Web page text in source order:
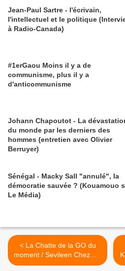
Jean-Paul Sartre - l'écrivain,
l'intellectuel et le politique
à Radio-Canada)
#1erGaou Moins il y a de
communisme, plus il y a
d'anticommunisme
Johann Chapoutot - La
du monde par les derniers des
hommes (entretien avec Olivier
Berruyer)
Sénégal - Macky Sall "annulé", la
démocratie sauvée ? (Kouamouo
Le Média)
< La Chatte de la GO du
moment / Sevileen Chezmoi
#InterditAuxBâtards